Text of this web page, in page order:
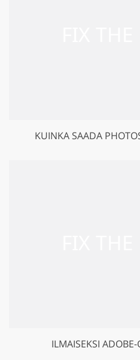
KUINKA SAADA
ILMAISEKSI